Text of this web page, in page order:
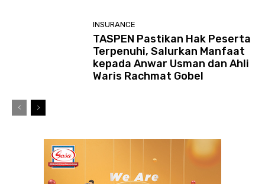
INSURANCE
TASPEN Pastikan Hak Peserta
Terpenuhi, Salurkan Manfaat
kepada Anwar Usman dan Ahli
Waris Rachmat Gobel